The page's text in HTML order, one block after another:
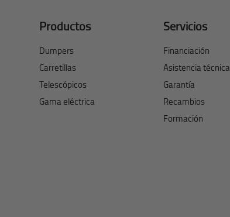
Productos
Dumpers
Carretillas
Telescópicos
Gama eléctrica
Servicios
Financiación
Asistencia técnica
Garantía
Recambios
Formación